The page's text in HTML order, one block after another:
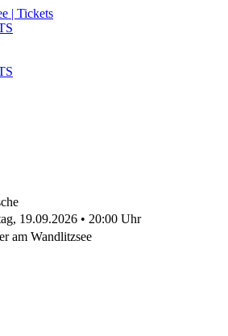
19.09.2026 • 20:00 Uhr
am Wandlitzsee